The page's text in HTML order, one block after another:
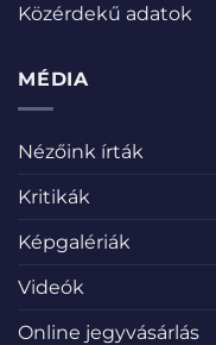
Közérdekű adatok
MÉDIA
Nézőink írták
Kritikák
Képgalériák
Videók
Online jegyvásárlás